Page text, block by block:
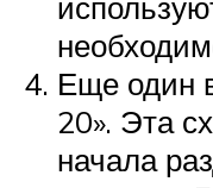
Еще один
20». Эта
начала